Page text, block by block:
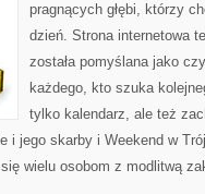
pragnących głębi, którzy
dzień. Strona internetowa
została pomyślana jako
każdego, kto szuka
tylko kalendarz, ale też
i jego skarby i Weekend w
wielu osobom z modlitwą